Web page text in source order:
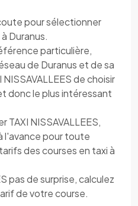
pour sélectionner
Duranus.
particulière,
de Duranus et de sa
de choisir
donc le plus intéressant
NISSAVALLEES,
l'avance pour toute
des courses en taxi à
pas de surprise, calculez
de votre course.